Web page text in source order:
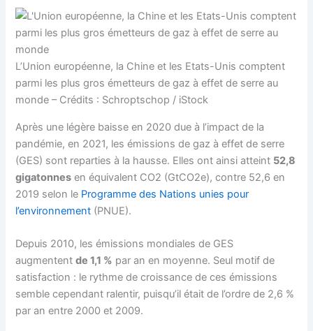
L’Union européenne, la Chine et les Etats-Unis comptent
parmi les plus gros émetteurs de gaz à effet de serre au
monde – Crédits : Schroptschop / iStock
Après une légère baisse en 2020 due à l’impact de la
pandémie, en 2021, les émissions de gaz à effet de serre
(GES) sont reparties à la hausse. Elles ont ainsi atteint 52,8
gigatonnes en équivalent CO2 (GtCO2e), contre 52,6 en
2019 selon le Programme des Nations unies pour
l’environnement (PNUE).
Depuis 2010, les émissions mondiales de GES
augmententde 1,1 % par an en moyenne. Seul motif de
satisfaction : le rythme de croissance de ces émissions
semble cependant ralentir, puisqu’il était de l’ordre de 2,6 %
par an entre 2000 et 2009.